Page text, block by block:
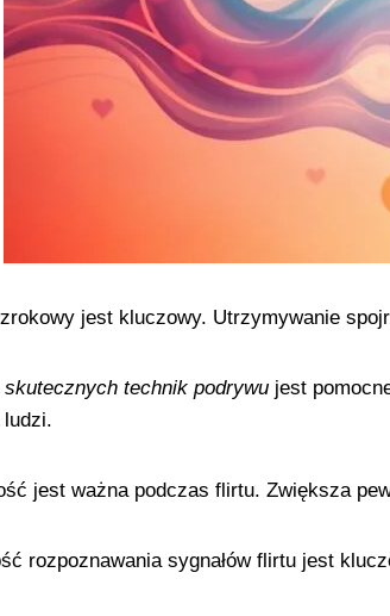
jest kluczowy. Utrzymywanie
skutecznych technik podrywu jest
jest ważna podczas flirtu. Zwiększa
rozpoznawania sygnałów flirtu jest